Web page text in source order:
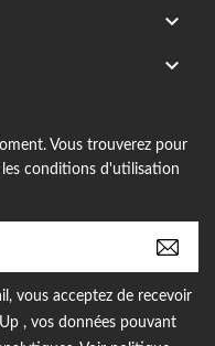


Vous trouverez pour
conditions d'utilisation
vous acceptez de recevoir
, vos données pouvant